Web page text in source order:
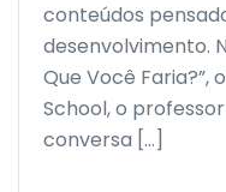
conteúdos
desenvolvimento.
Que Você Faria?”,
School, o
conversa [...]